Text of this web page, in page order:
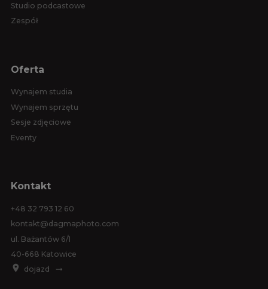
Studio podcastowe
Zespół
Oferta
Wynajem studia
Wynajem sprzętu
Sesje zdjęciowe
Eventy
Kontakt
+48 32 793 12 60
kontakt@dagmaphoto.com
ul. Bażantów 6/1
40-668 Katowice
dojazd